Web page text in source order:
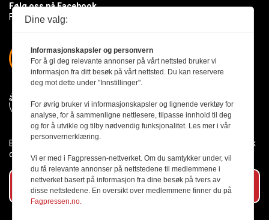
Følg oss på Facebook
Få med deg det siste innen byggebransjen
Byggmesteren følger Vær Varsom-plakaten og presseetikken slik
den er nedfelt i Redaktørplakaten.
Abonner på vårt nyhetsbrev
Dine valg:
Informasjonskapsler og personvern
For å gi deg relevante annonser på vårt nettsted bruker vi
informasjon fra ditt besøk på vårt nettsted. Du kan reservere
deg mot dette under "Innstillinger".
For øvrig bruker vi informasjonskapsler og lignende verktøy for
analyse, for å sammenligne nettlesere, tilpasse innhold til deg
og for å utvikle og tilby nødvendig funksjonalitet. Les mer i vår
personvernerklæring.
Vi er med i Fagpressen-nettverket. Om du samtykker under, vil
du få relevante annonser på nettstedene til medlemmene i
nettverket basert på informasjon fra dine besøk på tvers av
disse nettstedene. En oversikt over medlemmene finner du på
Fagpressen.no.